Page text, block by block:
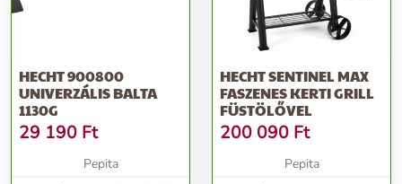
HECHT 900800
UNIVERZÁLIS BALTA
1130G
29 190 Ft
Pepita
HECHT SENTINEL MAX
FASZENES KERTI GRILL
FÜSTÖLŐVEL
200 090 Ft
Pepita